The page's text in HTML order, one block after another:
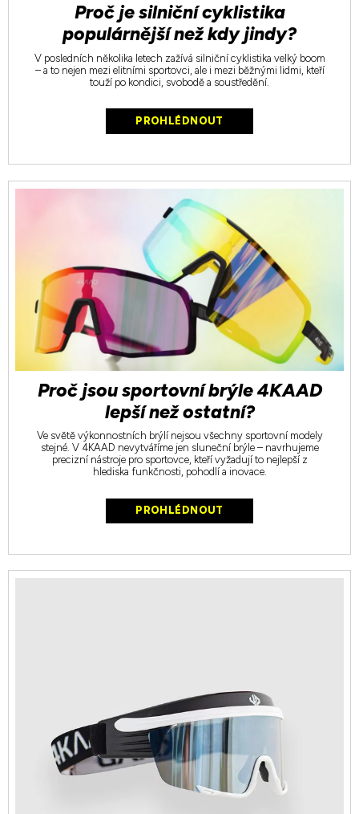
Proč je silniční cyklistika
populárnější než kdy jindy?
V posledních několika letech zažívá silniční cyklistika velký boom
– a to nejen mezi elitními sportovci, ale i mezi běžnými lidmi, kteří
touží po kondici, svobodě a soustředění.
PROHLÉDNOUT
Proč jsou sportovní brýle 4KAAD
lepší než ostatní?
Ve světě výkonnostních brýlí nejsou všechny sportovní modely
stejné. V 4KAAD nevytváříme jen sluneční brýle – navrhujeme
precizní nástroje pro sportovce, kteří vyžadují to nejlepší z
hlediska funkčnosti, pohodlí a inovace.
PROHLÉDNOUT